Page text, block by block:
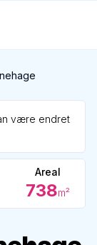
være endret
Areal
738m²